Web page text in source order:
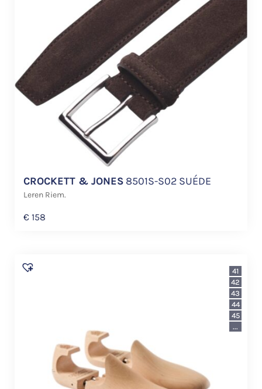
CROCKETT & JONES 8501S-S02 SUÉDE
Leren Riem.
€ 158
41
42
43
44
45
...